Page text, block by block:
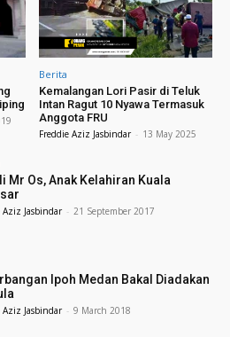
Berita
Kemalangan Lori Pasir di Teluk
Intan Ragut 10 Nyawa Termasuk
Anggota FRU
Freddie Aziz Jasbindar - 13 May 2025
Mr Os, Anak Kelahiran Kuala
Aziz Jasbindar - 21 September 2017
Ipoh Medan Bakal Diadakan
Aziz Jasbindar - 9 March 2018